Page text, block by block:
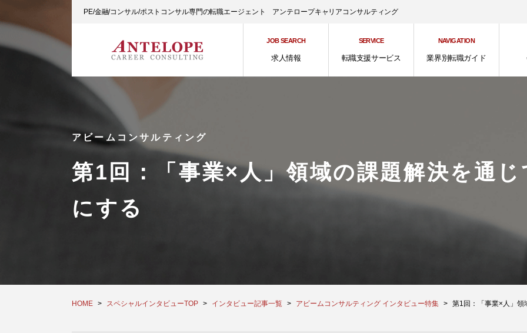
PE/金融/コンサル/ポストコンサル専門の転職エージェント アンテロープキャリアコンサルティング
JOB SEARCH
求人情報
SERVICE
転職支援サービス
NAVIGATION
業界別転職ガイド
アビームコンサルティング
第1回：「事業×人」領域の課題解決を通
にする
HOME スペシャルインタビューTOP インタビュー記事一覧 アビームコンサルティング インタビュー特集 第1回：「事業×人」領